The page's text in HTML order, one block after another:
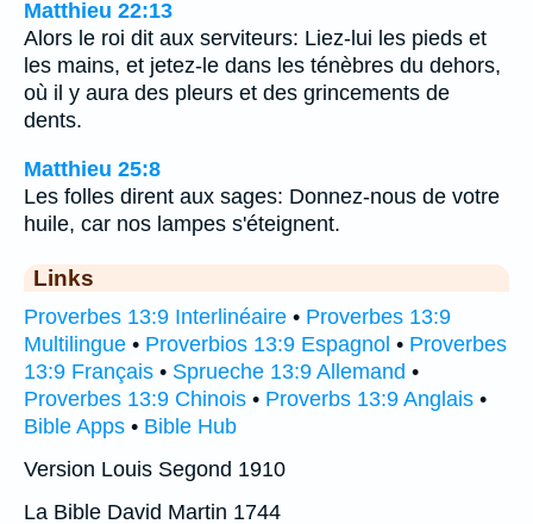
Matthieu 22:13
Alors le roi dit aux serviteurs: Liez-lui les pieds et
les mains, et jetez-le dans les ténèbres du dehors,
où il y aura des pleurs et des grincements de
dents.
Matthieu 25:8
Les folles dirent aux sages: Donnez-nous de votre
huile, car nos lampes s'éteignent.
Links
Proverbes 13:9 Interlinéaire • Proverbes 13:9
Multilingue • Proverbios 13:9 Espagnol • Proverbes
13:9 Français • Sprueche 13:9 Allemand •
Proverbes 13:9 Chinois • Proverbs 13:9 Anglais •
Bible Apps • Bible Hub
Version Louis Segond 1910
La Bible David Martin 1744